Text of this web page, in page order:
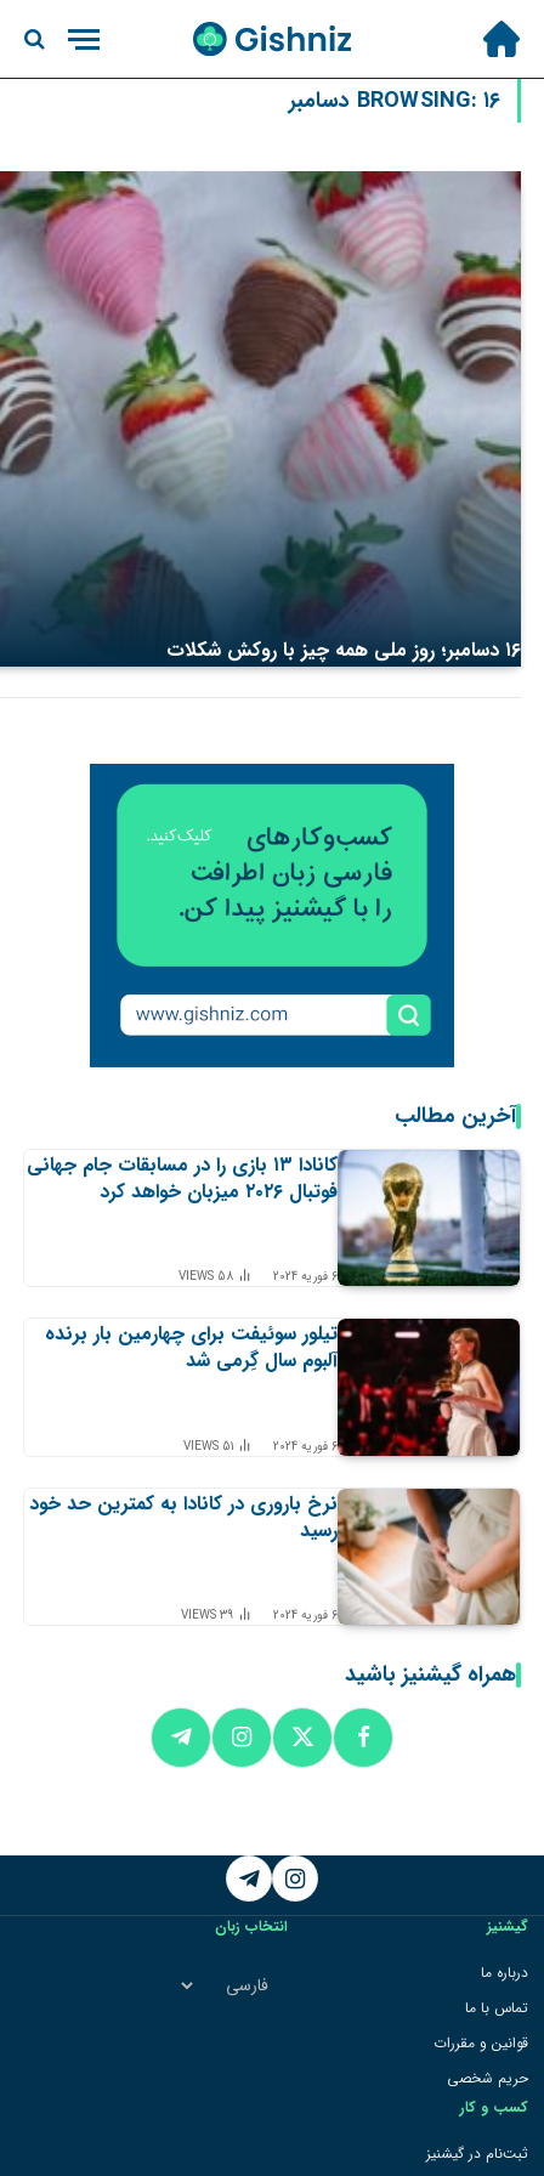
BROWSING: ۱۶ دسامبر
۱۶ دسامبر؛ روز ملی همه چیز با روکش شکلات
آخرین مطالب
کانادا ۱۳ بازی را در مسابقات جام جهانی
فوتبال ۲۰۲۶ میزبان خواهد کرد
6 فوریه 2024 58
VIEWS
تیلور سوئیفت برای چهارمین بار برنده
آلبوم سال گِرمی شد
6 فوریه 2024 51
VIEWS
نرخ باروری در کانادا به کمترین حد خود
رسید
6 فوریه 2024 39
VIEWS
همراه گیشنیز باشید
Instagram
Telegram
گیشنیز
درباره ما
تماس با ما
قوانین و مقررات
حریم شخصی
کسب و کار
ثبت‌نام در گیشنیز
انتخاب زبان
انتخاب
زبان